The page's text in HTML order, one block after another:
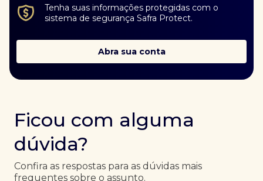
Tenha suas informações protegidas com o
sistema de segurança Safra Protect.
Abra sua conta
Ficou com alguma
dúvida?
Confira as respostas para as dúvidas mais
frequentes sobre o assunto.